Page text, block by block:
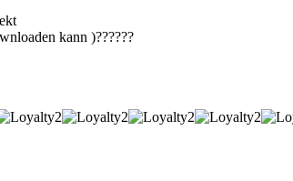
kann )??????